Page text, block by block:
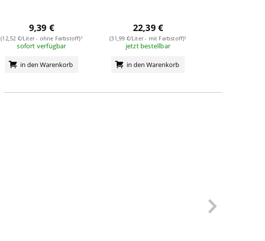
9,39 €
(12,52 €/Liter - ohne Farbstoff)¹
sofort verfügbar
in den Warenkorb
22,39 €
(31,99 €/Liter - mit Farbstoff)¹
jetzt bestellbar
in den Warenkorb